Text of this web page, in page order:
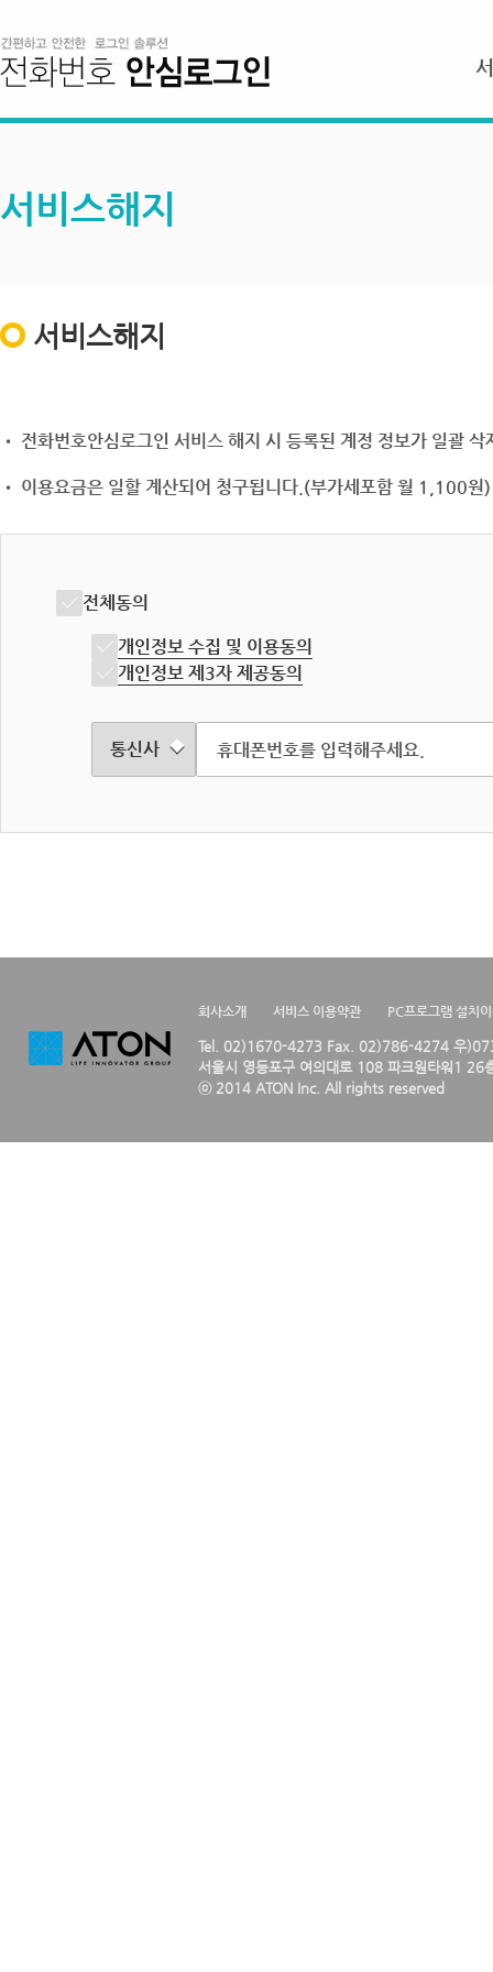
서비스해지
서비스해지
• 전화번호안심로그인 서비스 해지 시 등록된 계정 정보가 일괄
• 이용요금은 일할 계산되어 청구됩니다.(부가세포함 월 1,100원)
전체동의
개인정보 수집 및 이용동의
개인정보 제3자 제공동의
회사소개 서비스 이용약관 PC프로그램 설치
Tel. 02)1670-4273 Fax. 02)786-4274 우
서울시 영등포구 여의대로 108 파크원타워1 26
ⓒ 2014 ATON Inc. All rights reserved